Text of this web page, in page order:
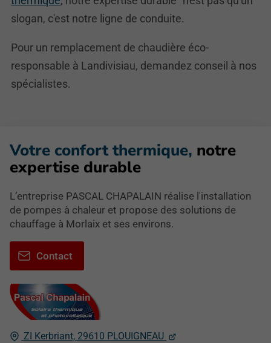
slogan, c'est notre ligne de conduite.
Pour un remplacement de chaudière éco-
responsable à Landivisiau, demandez conseil à nos
spécialistes.
ZI Kerbriant, 29610 PLOUIGNEAU
Votre confort thermique, notre
expertise durable
L’entreprise PASCAL CHAPALAIN réalise l'installation
de pompes à chaleur et propose des solutions de
chauffage à Morlaix et ses environs.
Contact